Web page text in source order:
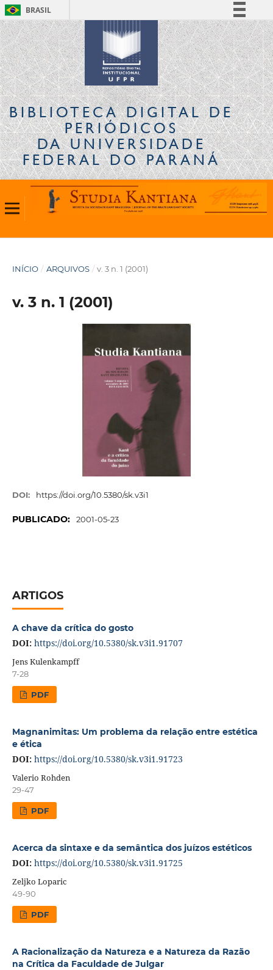
BRASIL
Simplifique!
Comunica BR
Participe
Acesso à informação
Legislação
Canais
BIBLIOTECA DIGITALDE
PERIÓDICOS
DA UNIVERSIDADE
FEDERAL DO PARANÁ
INÍCIO / ARQUIVOS / v. 3 n. 1 (2001)
v. 3 n. 1 (2001)
DOI: https://doi.org/10.5380/sk.v3i1
PUBLICADO: 2001-05-23
ARTIGOS
A chave da crítica do gosto
DOI: https://doi.org/10.5380/sk.v3i1.91707
Jens Kulenkampff
7-28
PDF
Magnanimitas: Um problema da relação entre estética
e ética
DOI: https://doi.org/10.5380/sk.v3i1.91723
Valerio Rohden
29-47
PDF
Acerca da sintaxe e da semântica dos juízos estéticos
DOI: https://doi.org/10.5380/sk.v3i1.91725
Zeljko Loparic
49-90
PDF
A Racionalização da Natureza e a Natureza da Razão
na Crítica da Faculdade de Julgar